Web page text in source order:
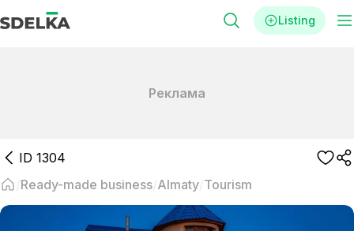
Listing
Реклама
ID 1304
Ready-made business Almaty Tourism